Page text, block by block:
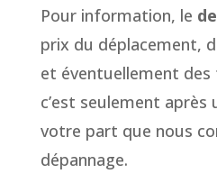
Pour information, le
prix du déplacement,
et éventuellement
c’est seulement après
votre part que nous
dépannage.